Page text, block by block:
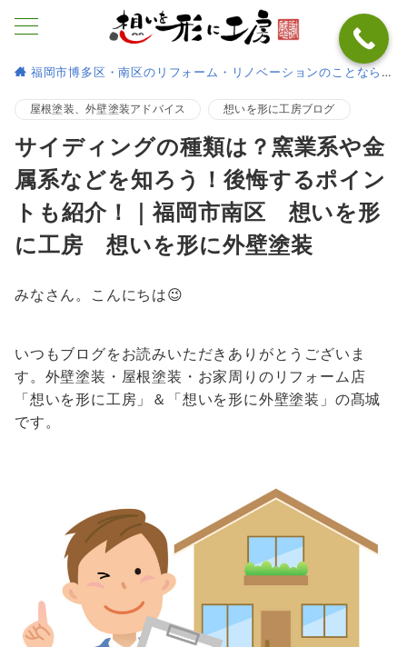
福岡市博多区・南区のリフォーム・リノベーションのことなら
屋根塗装、外壁塗装アドバイス 想いを形に工房ブログ
サイディングの種類は？窯業系や金
属系などを知ろう！後悔するポイン
トも紹介！｜福岡市南区 想いを形
に工房 想いを形に外壁塗装
みなさん。こんにちは😉
いつもブログをお読みいただきありがとうございま
す。外壁塗装・屋根塗装・お家周りのリフォーム店
「想いを形に工房」＆「想いを形に外壁塗装」の髙城
です。